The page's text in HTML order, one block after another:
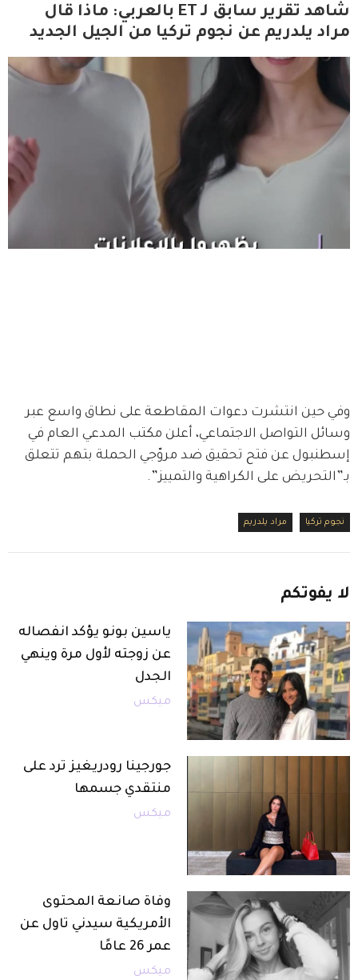
شاهد تقرير سابق لـ ET بالعربي: ماذا قال
مراد يلدريم عن نجوم تركيا من الجيل الجديد
وفي حين انتشرت دعوات المقاطعة على نطاق واسع عبر
وسائل التواصل الاجتماعي، أعلن مكتب المدعي العام في
إسطنبول عن فتح تحقيق ضد مروّجي الحملة بتهم تتعلق
بـ”التحريض على الكراهية والتمييز”.
نجوم تركيا مراد يلدريم
لا يفوتكم
ياسين بونو يؤكد انفصاله
عن زوجته لأول مرة وينهي
الجدل
ميكس
جورجينا رودريغيز ترد على
منتقدي جسمها
ميكس
وفاة صانعة المحتوى
الأمريكية سيدني تاول عن
عمر 26 عامًا
ميكس